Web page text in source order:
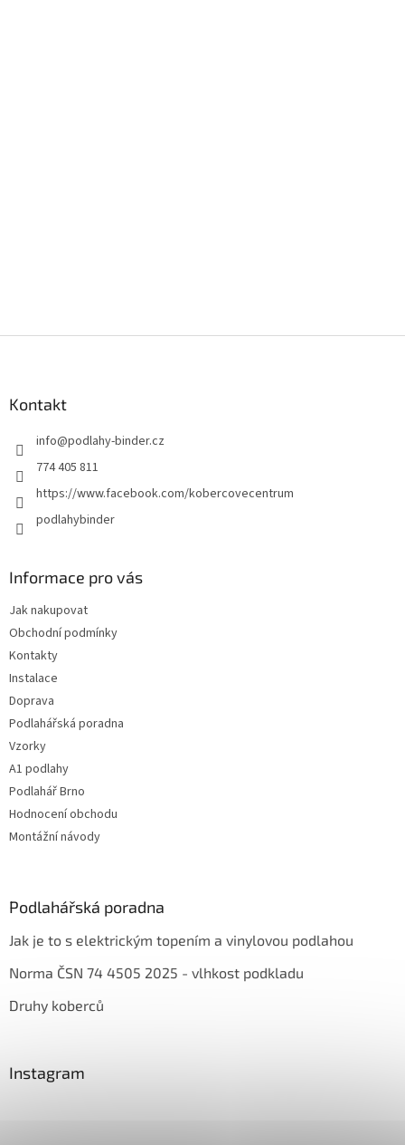
Kontakt
info@podlahy-binder.cz
774 405 811
https://www.facebook.com/kobercovecentrum
podlahybinder
Informace pro vás
Jak nakupovat
Obchodní podmínky
Kontakty
Instalace
Doprava
Podlahářská poradna
Vzorky
A1 podlahy
Podlahář Brno
Hodnocení obchodu
Montážní návody
Podlahářská poradna
Jak je to s elektrickým topením a vinylovou podlahou
Norma ČSN 74 4505 2025 - vlhkost podkladu
Druhy koberců
Instagram